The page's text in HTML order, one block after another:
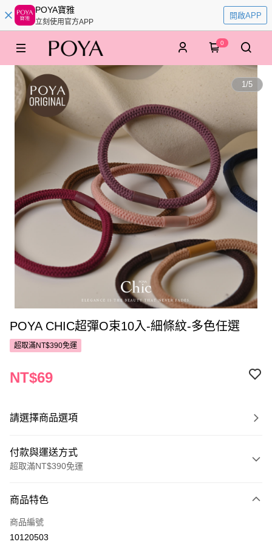
POYA寶雅
立刻使用官方APP
開啟APP
0
1/5
POYA CHIC超彈O束10入-細條紋-多色任選
超取滿NT$390免運
NT$69
請選擇商品選項
付款與運送方式
超取滿NT$390免運
POYA支付
信用卡一次付款
商品特色
商品編號
10120503